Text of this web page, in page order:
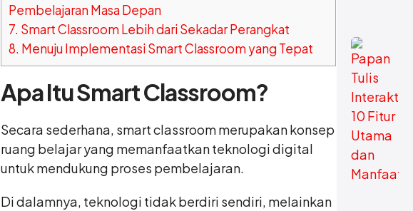
Pembelajaran Masa Depan
7. Smart Classroom Lebih dari Sekadar Perangkat
8. Menuju Implementasi Smart Classroom yang Tepat
Apa Itu Smart Classroom?
Secara sederhana, smart classroom merupakan konsep
ruang belajar yang memanfaatkan teknologi digital
untuk mendukung proses pembelajaran.
Di dalamnya, teknologi tidak berdiri sendiri, melainkan